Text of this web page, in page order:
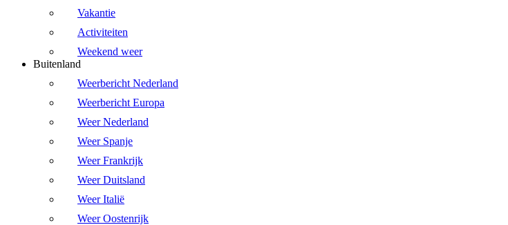
Vakantie
Activiteiten
Weekend weer
Buitenland
Weerbericht Nederland
Weerbericht Europa
Weer Nederland
Weer Spanje
Weer Frankrijk
Weer Duitsland
Weer Italië
Weer Oostenrijk